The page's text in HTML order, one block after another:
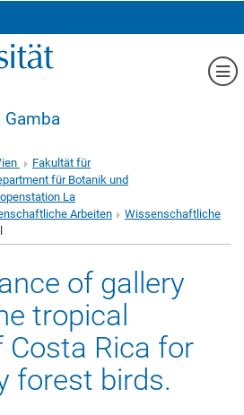
Gamba
Fakultät für
für Botanik und
La
Arbeiten
Wissenschaftliche
of gallery
tropical
Costa Rica for
forest birds.